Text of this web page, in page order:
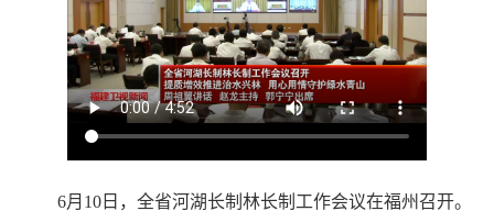
6月10日，全省河湖长制林长制工作会议在福州召开。